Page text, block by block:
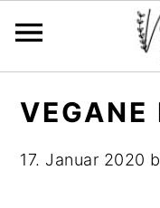
VEGANE
17. Januar 2020